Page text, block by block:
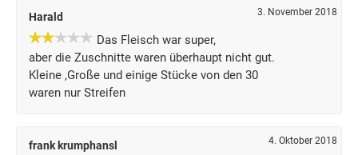
Harald 3. November 2018
Das Fleisch war super,
aber die Zuschnitte waren überhaupt nicht gut.
Kleine ,Große und einige Stücke von den 30
waren nur Streifen
frank krumphansl 4. Oktober 2018